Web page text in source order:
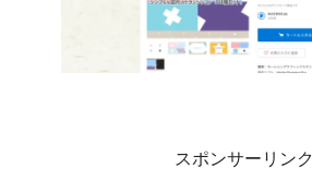
スポンサーリンク